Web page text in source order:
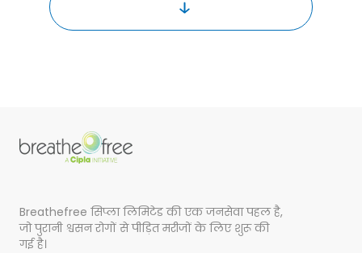
Breathefree सिप्ला लिमिटेड की एक जनसेवा पहल है,
जो पुरानी श्वसन रोगों से पीड़ित मरीजों के लिए शुरू की
गई है।